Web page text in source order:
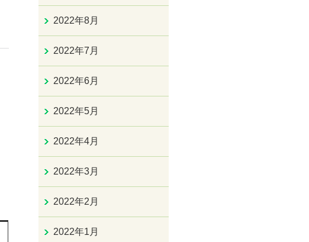
2022年8月
2022年7月
2022年6月
2022年5月
2022年4月
2022年3月
2022年2月
2022年1月